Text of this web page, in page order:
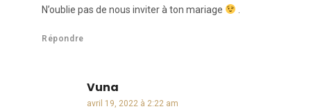
N’oublie pas de nous inviter à ton mariage
Répondre
Vuna
avril 19, 2022 à 2:22 am